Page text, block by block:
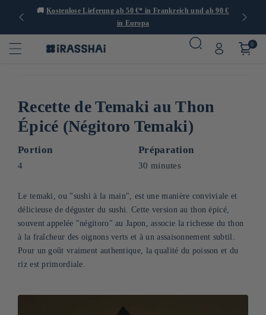
🚚Kostenlose Lieferung ab 50 €* in Frankreich und ab 90 €
in Europa
0
Recette de Temaki au Thon
Épicé (Négitoro Temaki)
Portion
4
Préparation
30 minutes
Le temaki, ou "sushi à la main", est une manière conviviale et
délicieuse de déguster du sushi. Cette version au thon épicé,
souvent appelée "négitoro" au Japon, associe la richesse du thon
à la fraîcheur des oignons verts et à un assaisonnement subtil.
Pour un goût vraiment authentique, la qualité du poisson et du
riz est primordiale.